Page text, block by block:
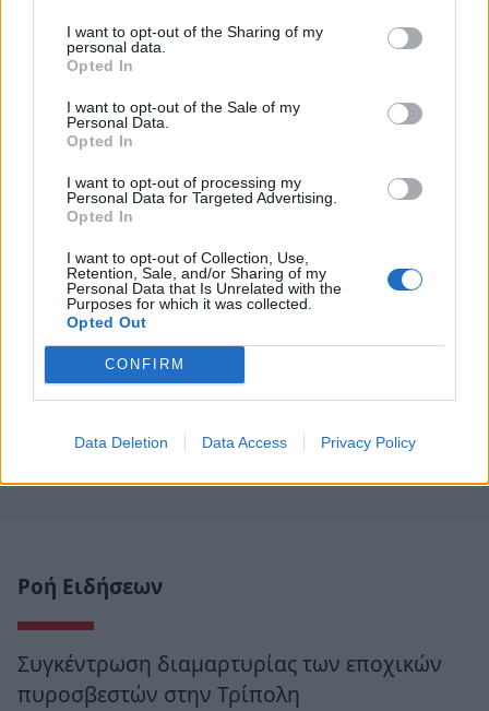
I want to opt-out of the Sharing of my
personal data.
Opted In
I want to opt-out of the Sale of my
Personal Data.
Opted In
I want to opt-out of processing my
Personal Data for Targeted Advertising.
Opted In
I want to opt-out of Collection, Use,
Retention, Sale, and/or Sharing of my
Personal Data that Is Unrelated with the
Purposes for which it was collected.
Opted Out
CONFIRM
Data Deletion Data Access Privacy Policy
Ροή Ειδήσεων
Συγκέντρωση διαμαρτυρίας των εποχικών
πυροσβεστών στην Τρίπολη